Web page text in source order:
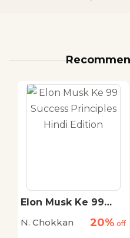
Elon Musk Ke 99
Hindi Edition
N. Chokkan 20% off